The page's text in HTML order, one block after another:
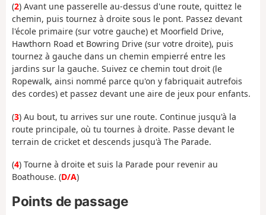
(2) Avant une passerelle au-dessus d'une route, quittez le
chemin, puis tournez à droite sous le pont. Passez devant
l'école primaire (sur votre gauche) et Moorfield Drive,
Hawthorn Road et Bowring Drive (sur votre droite), puis
tournez à gauche dans un chemin empierré entre les
jardins sur la gauche. Suivez ce chemin tout droit (le
Ropewalk, ainsi nommé parce qu'on y fabriquait autrefois
des cordes) et passez devant une aire de jeux pour enfants.
(3) Au bout, tu arrives sur une route. Continue jusqu'à la
route principale, où tu tournes à droite. Passe devant le
terrain de cricket et descends jusqu'à The Parade.
(4) Tourne à droite et suis la Parade pour revenir au
Boathouse. (D/A)
Points de passage